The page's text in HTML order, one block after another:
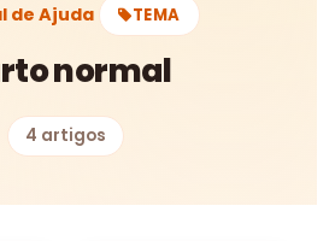
de Ajuda TEMA
normal
4 artigos